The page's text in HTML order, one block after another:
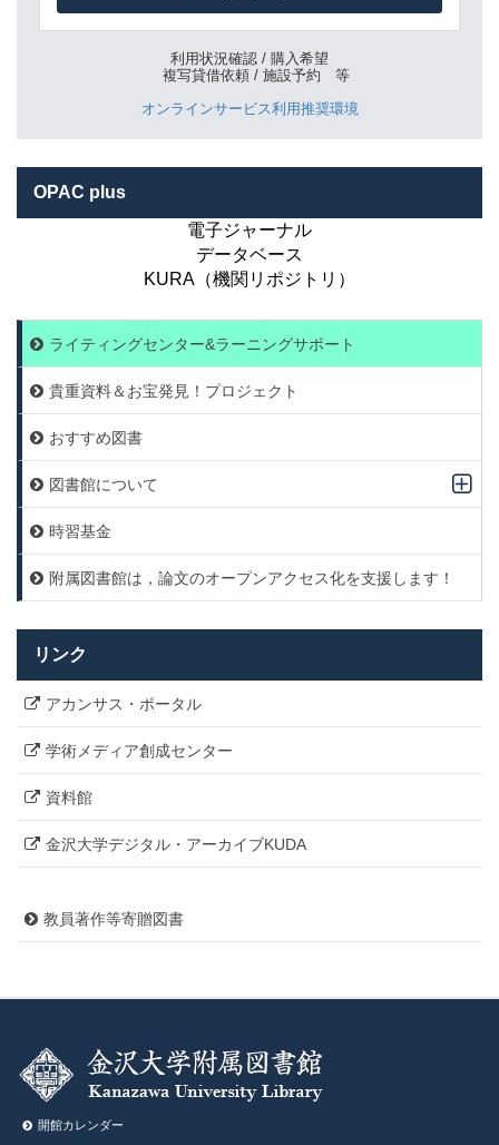
利用状況確認 / 購入希望
複写貸借依頼 / 施設予約 等
オンラインサービス利用推奨環境
OPAC plus
電子ジャーナル
データベース
KURA（機関リポジトリ）
ライティングセンター&ラーニングサポート
貴重資料＆お宝発見！プロジェクト
おすすめ図書
図書館について
時習基金
附属図書館は，論文のオープンアクセス化を支援します！
リンク
アカンサス・ポータル
学術メディア創成センター
資料館
金沢大学デジタル・アーカイブKUDA
教員著作等寄贈図書
開館カレンダー